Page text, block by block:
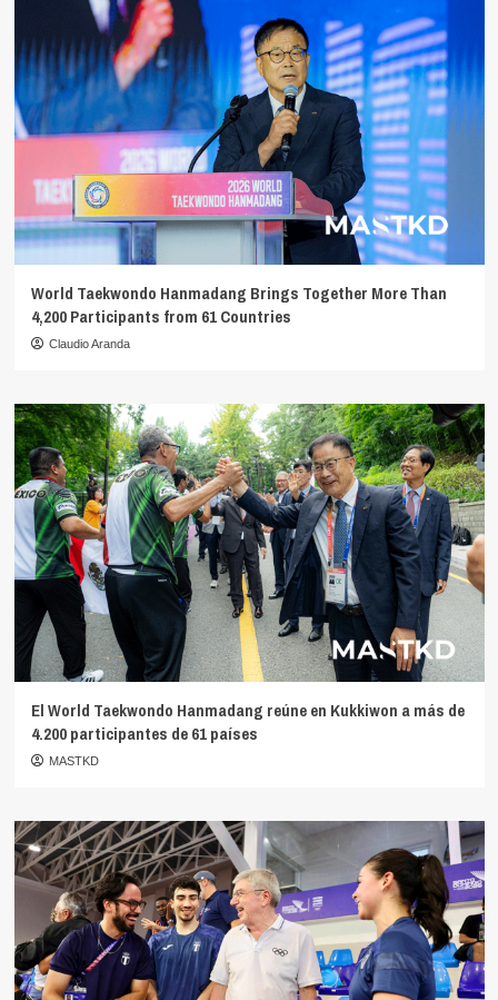
World Taekwondo Hanmadang Brings Together More Than
4,200 Participants from 61 Countries
Claudio Aranda
El World Taekwondo Hanmadang reúne en Kukkiwon a más de
4.200 participantes de 61 países
MASTKD